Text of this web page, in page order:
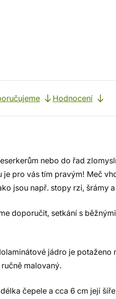
Hodnocení
nebo do řad
pro vás tím pravým! Meč
jsou např. stopy rzi, šrámy
doporučit, setkání s
jádro je
malovaný.
čepele a cca 6 cm její